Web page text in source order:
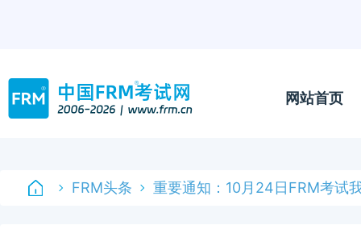
网站首页
FRM头条 重要通知：10月24日FRM考试